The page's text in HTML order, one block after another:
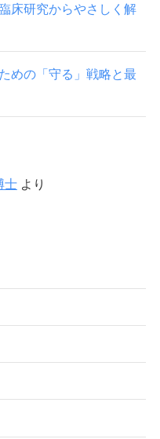
床研究からやさしく解
めの「守る」戦略と最
士より